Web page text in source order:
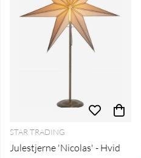
STAR TRADING
Julestjerne 'Nicolas' - Hvid